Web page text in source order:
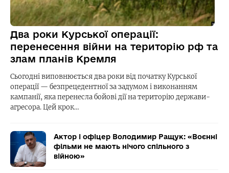
Два роки Курської операції:
перенесення війни на територію рф та
злам планів Кремля
Сьогодні виповнюється два роки від початку Курської
операції — безпрецедентної за задумом і виконанням
кампанії, яка перенесла бойові дії на територію держави-
агресора. Цей крок…
Актор і офіцер Володимир Ращук: «Воєнні
фільми не мають нічого спільного з
війною»